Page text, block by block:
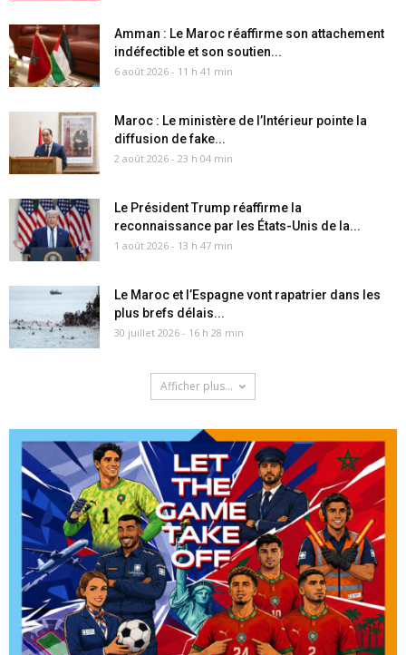
Amman : Le Maroc réaffirme son attachement
indéfectible et son soutien...
6 août 2026 - 11 h 41 min
Maroc : Le ministère de l’Intérieur pointe la
diffusion de fake...
2 août 2026 - 23 h 04 min
Le Président Trump réaffirme la
reconnaissance par les États-Unis de la...
1 août 2026 - 13 h 47 min
Le Maroc et l’Espagne vont rapatrier dans les
plus brefs délais...
30 juillet 2026 - 16 h 28 min
Afficher plus...